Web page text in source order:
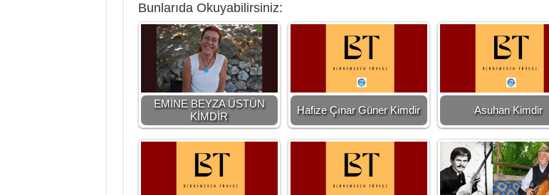
Bunlarıda Okuyabilirsiniz:
EMİNE BEYZA ÜSTÜN
KİMDİR
Hafize Çınar Güner Kimdir Asuhan Kimdir